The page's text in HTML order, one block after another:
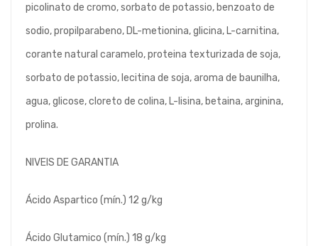
picolinato de cromo, sorbato de potassio, benzoato de
sodio, propilparabeno, DL-metionina, glicina, L-carnitina,
corante natural caramelo, proteina texturizada de soja,
sorbato de potassio, lecitina de soja, aroma de baunilha,
agua, glicose, cloreto de colina, L-lisina, betaina, arginina,
prolina.
NIVEIS DE GARANTIA
Ácido Aspartico (mín.) 12 g/kg
Ácido Glutamico (mín.) 18 g/kg